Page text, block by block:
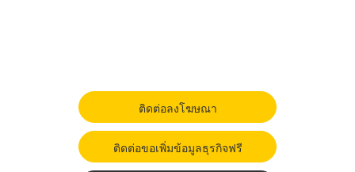
ติดต่อลงโฆษณา
ติดต่อขอเพิ่มข้อมูลธุรกิจฟรี